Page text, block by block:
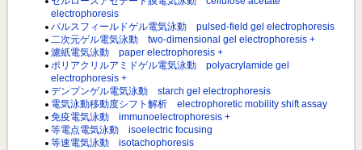
electrophoresis
パルスフィールドゲル電気泳動 pulsed-field gel electrophoresis
二次元ゲル電気泳動 two-dimensional gel electrophoresis +
濾紙電気泳動 paper electrophoresis +
ポリアクリルアミドゲル電気泳動 polyacrylamide gel
electrophoresis +
デンプンゲル電気泳動 starch gel electrophoresis
電気泳動移動度シフト解析 electrophoretic mobility shift assay
免疫電気泳動 immunoelectrophoresis +
等電点電気泳動 isoelectric focusing
等速電気泳動 isotachophoresis